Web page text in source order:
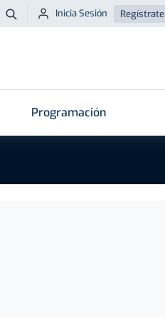
Buscar
Inicia Sesión Regístrate
Programación